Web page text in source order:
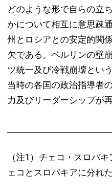
どのような形で自らの立
かについて相互に意思疎
州とロシアとの安定的関
欠である。ベルリンの壁
ツ統一及び冷戦崩壊とい
当時の各国の政治指導者
力及びリーダーシップが
（注1）チェコ・スロバ
ェコとスロバキアに分れた